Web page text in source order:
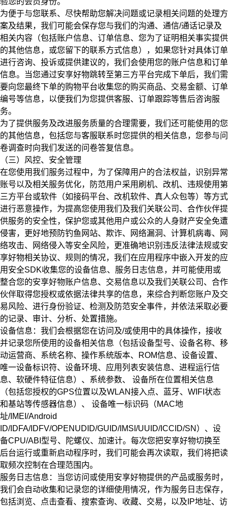
为便于与您联系、尽快帮助您解决问题或记录相关问题的处理方
案及结果，我们可能会保存您与我们的沟通、通信/通话记录及
相关内容（包括账户信息、订单信息、您为了证明相关事实提供
的其他信息，或您留下的联系方式信息），如果您针对具体订单
进行咨询、投诉或提供建议的，我们会使用您的账户信息和订单
信息。当您通过安享好物跳转至第三方平台完成下单后，我们需
要向您最终下单的购物平台收集您的购买商品、交易金额、订单
编号等信息，以便我们为您提供客服、订单跟踪等售后咨询服
务。
为了提供服务及改进服务质量的合理需要，我们还可能使用的您
的其他信息，包括您与客服联系时您提供的相关信息，您参与问
卷调查时向我们发送的问卷答复信息。
（三）风控、安全管理
在您使用我们服务过程中，为了保障用户的合法权益，识别异常
账号以及相关服务优化，防范用户采用刷机、改机、违规使用第
三方平台或软件（如接码平台、改机软件、真人众包等）等方式
进行恶意操作，为提高您使用我们及我们关联公司、合作伙伴提
供服务的安全性，保护您或其他用户或公众的人身财产安全免遭
侵害，更好地预防钓鱼网站、欺诈、网络漏洞、计算机病毒、网
络攻击、网络侵入等安全风险，更准确地识别违反法律法规或安
享好物相关协议、规则的情况，我们在应用程序中嵌入开发的应
用安全SDK收集您的设备信息、服务日志信息，并可能使用或
整合您的安享好物账户信息、交易信息以及我们关联公司、合作
伙伴取得您授权或依据法律共享的信息，来综合判断您账户及交
易风险、进行身份验证、检测及防范安全事件，并依法采取必要
的记录、审计、分析、处置措施。
设备信息：我们会根据您在访问及/或使用中的具体操作，接收
并记录您所使用的设备相关信息（包括设备型号、设备名称、移
动运营商、系统名称、操作系统版本、ROM信息、设备设置、
唯一设备标识符、设备环境、应用列表安装信息、进程运行信
息、软硬件特征信息）、系统参数、 设备所在位置相关信息
（包括您授权的GPS位置以及WLAN接入点、蓝牙、WIFI状态
和基站等传感器信息）、
设备唯一标识码（MAC地
址/IMEI/Android
ID/IDFA/IDFV/OPENUDID/GUID/IMSI/UUID/ICCID/SN）、设
备CPU/ABI型号、陀螺仪、加速计。每次您把安享好物切换至
后台运行或重新启动程序时，我们可能会再次读取，我们将把读
取频次控制在合理范围内。
服务日志信息：当您访问或使用安享好物提供的产品或服务时，
我们会自动收集和记录您的详细使用情况，作为服务日志保存，
包括浏览、点击查看、搜索查询、收藏、交易，以及IP地址、访